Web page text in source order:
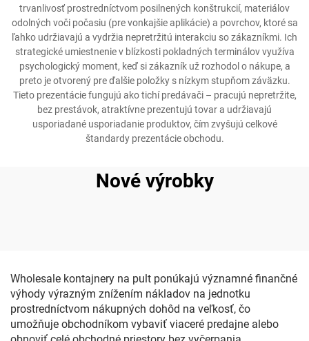
trvanlivosť prostredníctvom posilnených konštrukcií, materiálov
odolných voči počasiu (pre vonkajšie aplikácie) a povrchov, ktoré sa
ľahko udržiavajú a vydržia nepretržitú interakciu so zákazníkmi. Ich
strategické umiestnenie v blízkosti pokladných terminálov využíva
psychologický moment, keď si zákazník už rozhodol o nákupe, a
preto je otvorený pre ďalšie položky s nízkym stupňom záväzku.
Tieto prezentácie fungujú ako tichí predávači – pracujú nepretržite,
bez prestávok, atraktívne prezentujú tovar a udržiavajú
usporiadané usporiadanie produktov, čím zvyšujú celkové
štandardy prezentácie obchodu.
Nové výrobky
Wholesale kontajnery na pult ponúkajú významné finančné
výhody výrazným znížením nákladov na jednotku
prostredníctvom nákupných dohôd na veľkosť, čo
umožňuje obchodníkom vybaviť viaceré predajne alebo